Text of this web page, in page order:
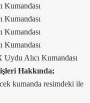
Kumandası
Kumandası
Kumandası
Kumandası
Alıcı Kumandası
Hakkında;
kumanda resimdeki ile